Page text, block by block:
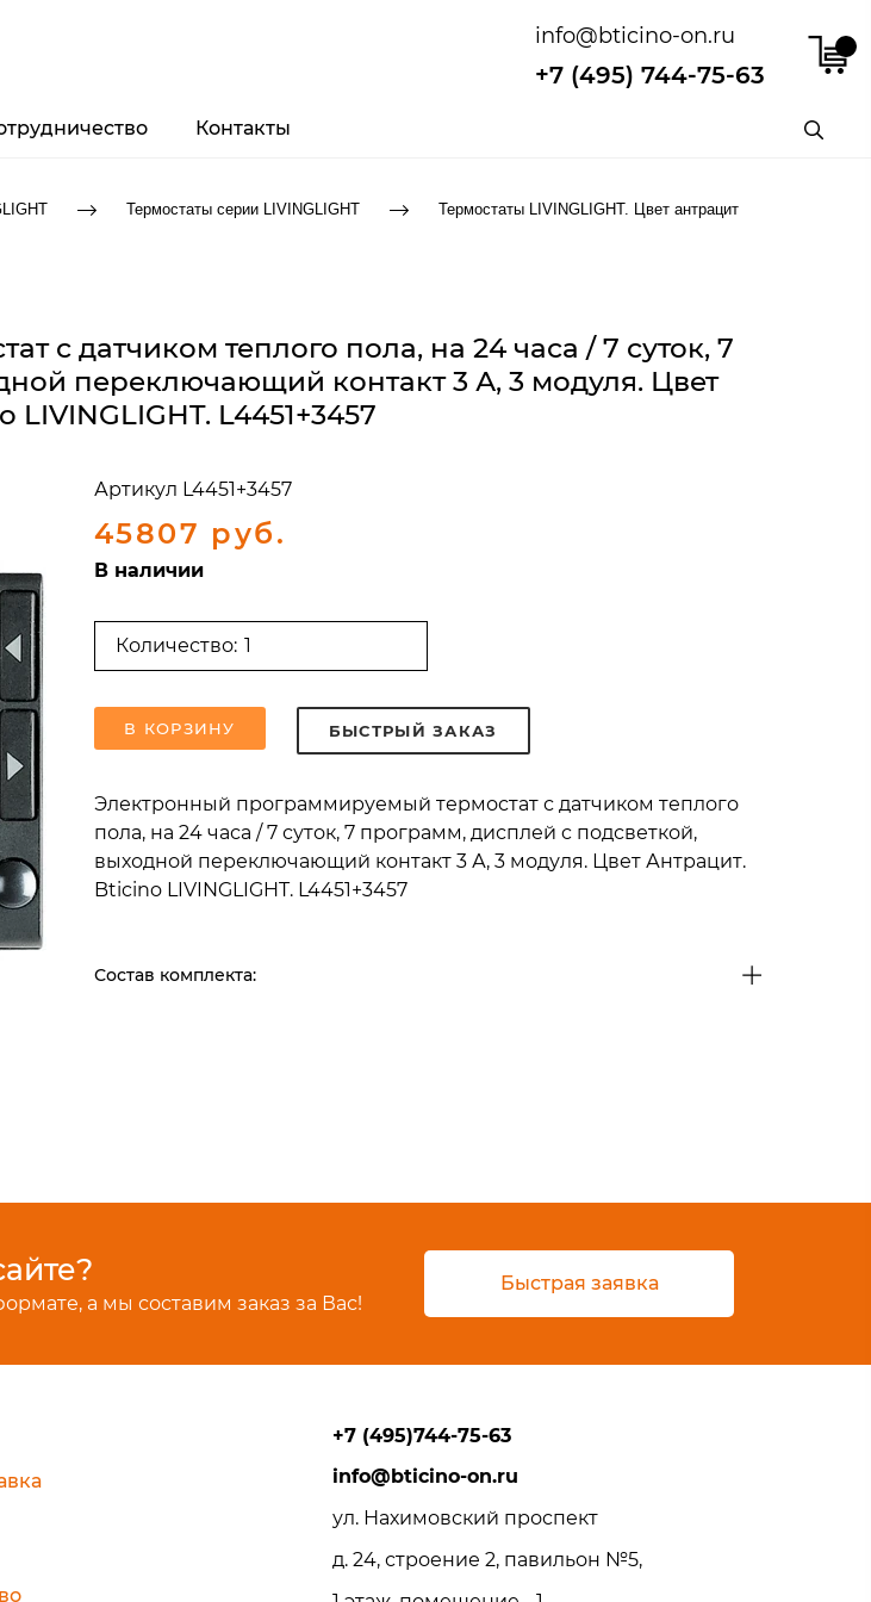
info@bticino-on.ru
+7 (495) 744-75-63
Контакты
Термостаты серии LIVINGLIGHT Термостаты LIVINGLIGHT. Цвет антрацит
с датчиком теплого пола, на 24 часа / 7 суток, 7
переключающий контакт 3 А, 3 модуля. Цвет
L4451+3457
Артикул L4451+3457
45807 руб.
В наличии
Количество:
В КОРЗИНУ БЫСТРЫЙ ЗАКАЗ
Электронный программируемый термостат с датчиком теплого
пола, на 24 часа / 7 суток, 7 программ, дисплей c подсветкой,
выходной переключающий контакт 3 А, 3 модуля. Цвет Антрацит.
Bticino LIVINGLIGHT. L4451+3457
Состав комплекта:
а мы составим заказ за Вас!
Быстрая заявка
+7 (495)744-75-63
info@bticino-on.ru
ул. Нахимовский проспект
д. 24, строение 2, павильон №5,